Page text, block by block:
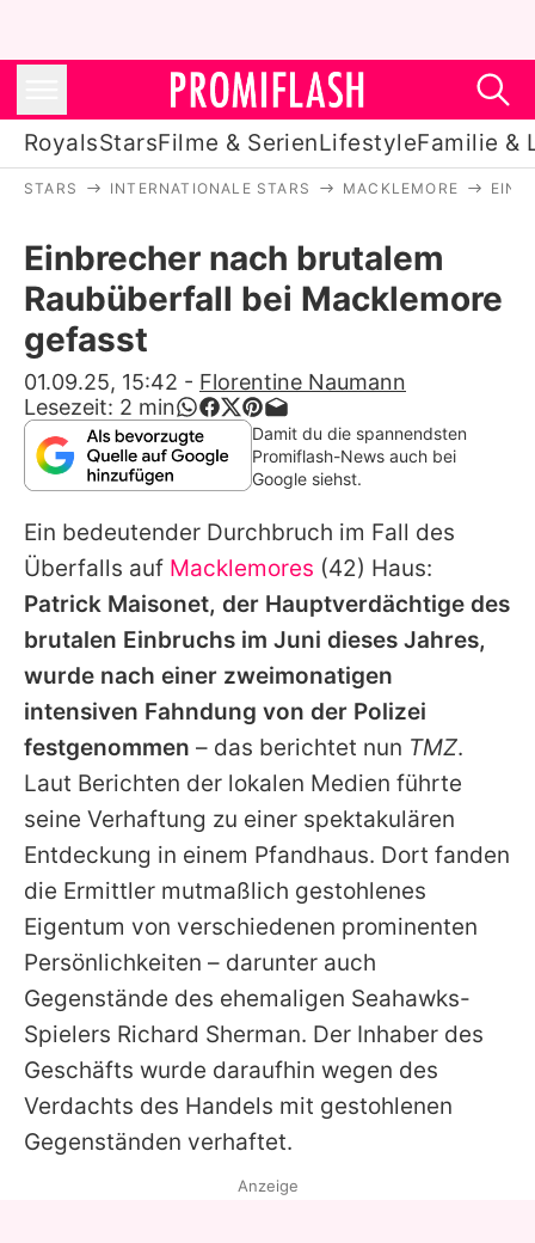
RoyalsStarsFilme & SerienLifestyleFamilie &
Stars
Filme & Serien
Lifestyle
Familie & Liebe
Promiflash Exklusiv
Alle Themen auf Promiflash
Jobs
App runterladen
Team
Redaktionelle Richtlinien
Impressum
Datenschutzerklärung
Nutzungsbedingungen
Utiq verwalten
STARS INTERNATIONALE STARS MACKLEMORE
Einbrecher nach brutalem
Raubüberfall bei Macklemore
gefasst
01.09.25, 15:42 - Florentine Naumann
Lesezeit: 2 min
Damit du die spannendsten
Promiflash-News auch bei
Google siehst.
Ein bedeutender Durchbruch im Fall des
Überfalls auf Macklemores (42) Haus:
Patrick Maisonet, der Hauptverdächtige des
brutalen Einbruchs im Juni dieses Jahres,
wurde nach einer zweimonatigen
intensiven Fahndung von der Polizei
festgenommen – das berichtet nun TMZ.
Laut Berichten der lokalen Medien führte
seine Verhaftung zu einer spektakulären
Entdeckung in einem Pfandhaus. Dort fanden
die Ermittler mutmaßlich gestohlenes
Eigentum von verschiedenen prominenten
Persönlichkeiten – darunter auch
Gegenstände des ehemaligen Seahawks-
Spielers Richard Sherman. Der Inhaber des
Geschäfts wurde daraufhin wegen des
Verdachts des Handels mit gestohlenen
Gegenständen verhaftet.
Anzeige